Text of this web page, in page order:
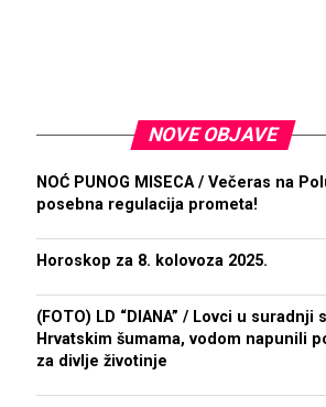
NOVE OBJAVE
NOĆ PUNOG MISECA / Večeras na
posebna regulacija prometa!
Horoskop za 8. kolovoza 2025.
(FOTO) LD “DIANA” / Lovci u suradnji s
Hrvatskim šumama, vodom napunili
za divlje životinje